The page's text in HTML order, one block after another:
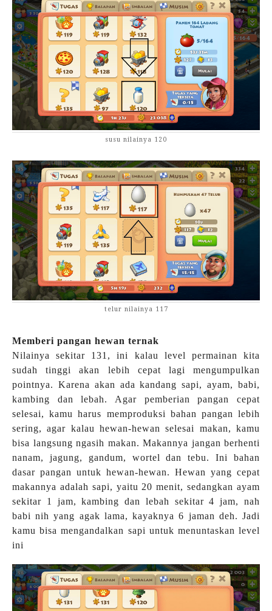
susu nilainya 120
telur nilainya 117
Memberi pangan hewan ternak
Nilainya sekitar 131, ini kalau level permainan kita
sudah tinggi akan lebih cepat lagi mengumpulkan
pointnya. Karena akan ada kandang sapi, ayam, babi,
kambing dan lebah. Agar pemberian pangan cepat
selesai, kamu harus memproduksi bahan pangan lebih
sering, agar kalau hewan-hewan selesai makan, kamu
bisa langsung ngasih makan. Makannya jangan berhenti
nanam, jagung, gandum, wortel dan tebu. Ini bahan
dasar pangan untuk hewan-hewan. Hewan yang cepat
makannya adalah sapi, yaitu 20 menit, sedangkan ayam
sekitar 1 jam, kambing dan lebah sekitar 4 jam, nah
babi nih yang agak lama, kayaknya 6 jaman deh. Jadi
kamu bisa mengandalkan sapi untuk menuntaskan level
ini